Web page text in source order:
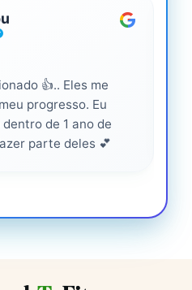
👍.. Eles me
progresso. Eu
de 1 ano de
parte deles 💕